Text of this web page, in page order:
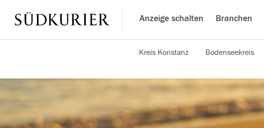
Anzeige schalten Branchen
Kreis Konstanz Bodenseekreis